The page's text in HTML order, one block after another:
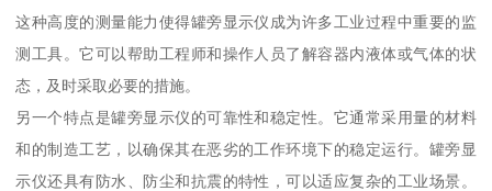
这种高度的测量能力使得罐旁显示仪成为许多工业过程中重要的监
测工具。它可以帮助工程师和操作人员了解容器内液体或气体的状
态，及时采取必要的措施。
另一个特点是罐旁显示仪的可靠性和稳定性。它通常采用量的材料
和的制造工艺，以确保其在恶劣的工作环境下的稳定运行。罐旁显
示仪还具有防水、防尘和抗震的特性，可以适应复杂的工业场景。